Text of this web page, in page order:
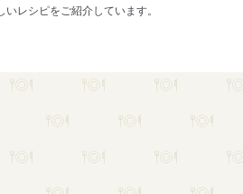
レシピをご紹介しています。